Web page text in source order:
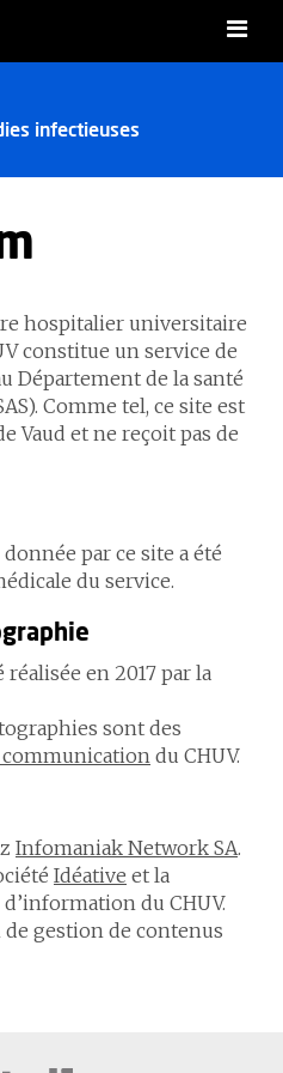
infectieuses
hospitalier universitaire
constitue un service de
Département de la santé
Comme tel, ce site est
Vaud et ne reçoit pas de
par ce site a été
du service.
en 2017 par la
sont des
communication du CHUV.
Infomaniak Network SA.
Idéative et la
du CHUV.
gestion de contenus